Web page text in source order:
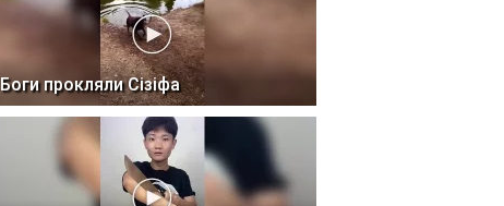
Боги прокляли Сізіфа